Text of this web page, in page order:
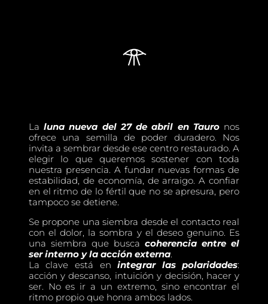
𓁿
Laluna nueva del 27 de abril en Tauronos
ofrece una semilla de poder duradero. Nos
invita a sembrar desde ese centro restaurado. A
elegir lo que queremos sostener con toda
nuestra presencia. A fundar nuevas formas de
estabilidad, de economía, de arraigo. A confiar
en el ritmo de lo fértil que no se apresura, pero
tampoco se detiene.
Se propone una siembra desde el contacto real
con el dolor, la sombra y el deseo genuino. Es
una siembra que buscacoherencia entre el
ser interno y la acción externa.
La clave está enintegrar las polaridades:
acción y descanso, intuición y decisión, hacer y
ser. No es ir a un extremo, sino encontrar el
ritmo propio que honra ambos lados.